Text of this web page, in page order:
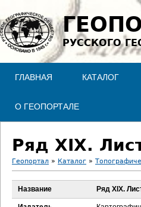
Jump to
РУССКОГО
ГЛАВНАЯ КАТАЛОГ
О ГЕОПОРТАЛЕ
Ряд XIX.
В
ы
Геопортал » Каталог »
Название Ряд XIX.